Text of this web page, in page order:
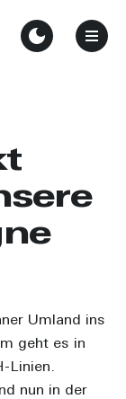
Umland ins
geht es in
Linien.
nun in der